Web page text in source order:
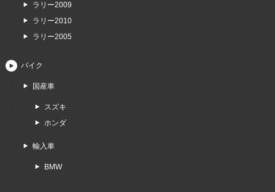
ラリー2009
ラリー2010
ラリー2005
バイク
国産車
スズキ
ホンダ
輸入車
BMW